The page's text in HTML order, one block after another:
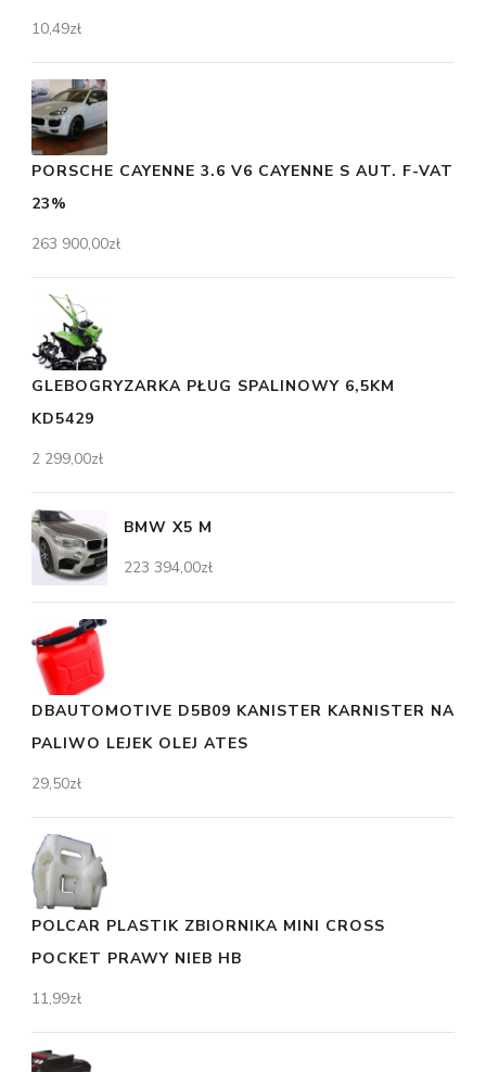
10,49zł
PORSCHE CAYENNE 3.6 V6 CAYENNE S AUT. F-VAT
23%
263 900,00zł
GLEBOGRYZARKA PŁUG SPALINOWY 6,5KM
KD5429
2 299,00zł
BMW X5 M
223 394,00zł
DBAUTOMOTIVE D5B09 KANISTER KARNISTER NA
PALIWO LEJEK OLEJ ATES
29,50zł
POLCAR PLASTIK ZBIORNIKA MINI CROSS
POCKET PRAWY NIEB HB
11,99zł